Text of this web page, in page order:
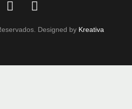
Designed by Kreativa